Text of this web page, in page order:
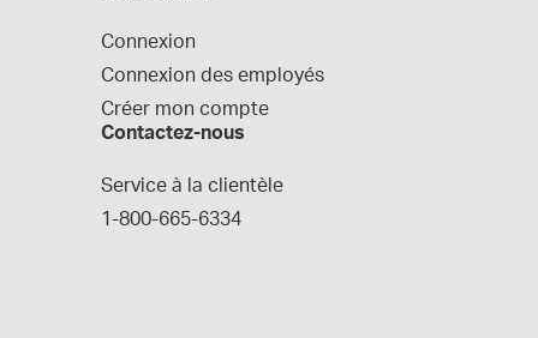
Connexion
Connexion des employés
Créer mon compte
Contactez-nous
Service à la clientèle
1-800-665-6334